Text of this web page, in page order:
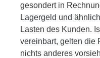
gesondert in
Lagergeld und
Lasten des Kunden.
vereinbart, gelten die
nichts anderes